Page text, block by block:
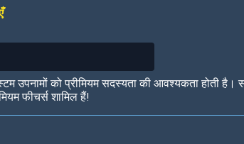
उपनामों को प्रीमियम सदस्यता की आवश्यकता होती है।
फीचर्स शामिल हैं!